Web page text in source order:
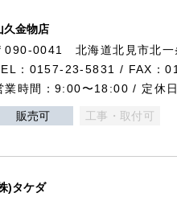
久金物店
090-0041 北海道北見市北一
：0157-23-5831 / FAX：
業時間：9:00〜18:00 / 定休
販売可 工事・取付可
)タケダ